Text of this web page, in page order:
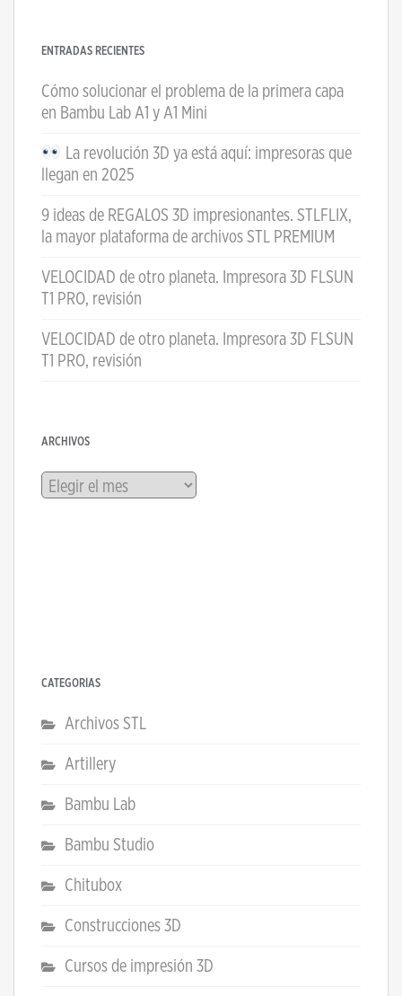
ENTRADAS RECIENTES
Cómo solucionar el problema de la primera capa
en Bambu Lab A1 y A1 Mini
La revolución 3D ya está aquí: impresoras que
llegan en 2025
9 ideas de REGALOS 3D impresionantes. STLFLIX,
la mayor plataforma de archivos STL PREMIUM
VELOCIDAD de otro planeta. Impresora 3D FLSUN
T1 PRO, revisión
VELOCIDAD de otro planeta. Impresora 3D FLSUN
T1 PRO, revisión
ARCHIVOS
Archivos
CATEGORÍAS
Archivos STL
Artillery
Bambu Lab
Bambu Studio
Chitubox
Construcciones 3D
Cursos de impresión 3D